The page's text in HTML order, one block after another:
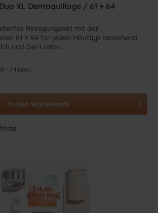
XL Demaquillage / 61 + 64
Reinigungsset mit den
61 + 64 für jeden Hauttyp bestehend
und Gel-Lotion.
* / 1 Liter)
In den Warenkorb